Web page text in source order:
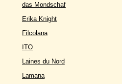
das Mondschaf
Erika Knight
Filcolana
ITO
Laines du Nord
Lamana